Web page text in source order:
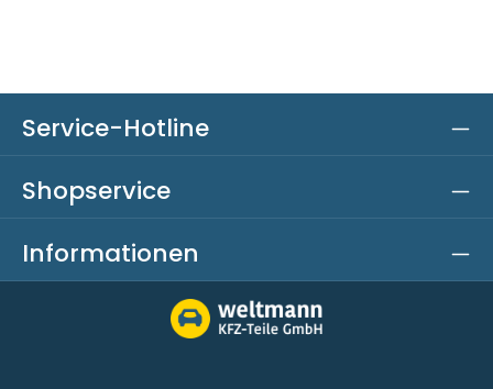
Service-Hotline
Shopservice
Informationen